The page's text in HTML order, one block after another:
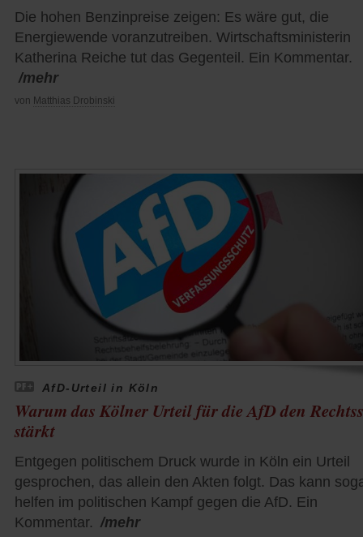
Die hohen Benzinpreise zeigen: Es wäre gut, die
Energiewende voranzutreiben. Wirtschaftsministerin
Katherina Reiche tut das Gegenteil. Ein Kommentar.
/mehr
von Matthias Drobinski
AfD-Urteil in Köln
Warum das Kölner Urteil für die AfD den
stärkt
Entgegen politischem Druck wurde in Köln ein Urteil
gesprochen, das allein den Akten folgt. Das kann
helfen im politischen Kampf gegen die AfD. Ein
Kommentar. /mehr